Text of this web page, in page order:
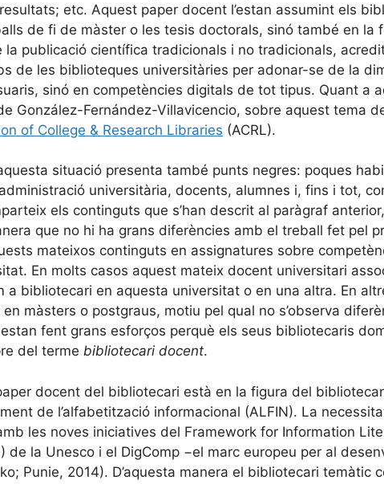
etc. Aquest paper docent l’estan assumint els
de fi de màster o les tesis doctorals, sinó també en la
la publicació científica tradicionals i no tradicionals,
de les biblioteques universitàries per adonar-se de la
sinó en competències digitals de tot tipus. Quant a
González-Fernández-Villavicencio, sobre aquest tema
of College & Research Libraries (ACRL).
situació presenta també punts negres: poques
universitària, docents, alumnes i, fins i tot,
els continguts que s’han descrit al paràgraf
que no hi ha grans diferències amb el treball fet pel
mateixos continguts en assignatures sobre
En molts casos aquest mateix docent universitari
a bibliotecari en aquesta universitat o en una altra. En
màsters o postgraus, motiu pel qual no s’observa
fent grans esforços perquè els seus bibliotecaris
del terme bibliotecari docent.
docent del bibliotecari està en la figura del
de l’alfabetització informacional (ALFIN). La
les noves iniciatives del Framework for Information
de la Unesco i el DigComp −el marc europeu per al
Punie, 2014). D’aquesta manera el bibliotecari